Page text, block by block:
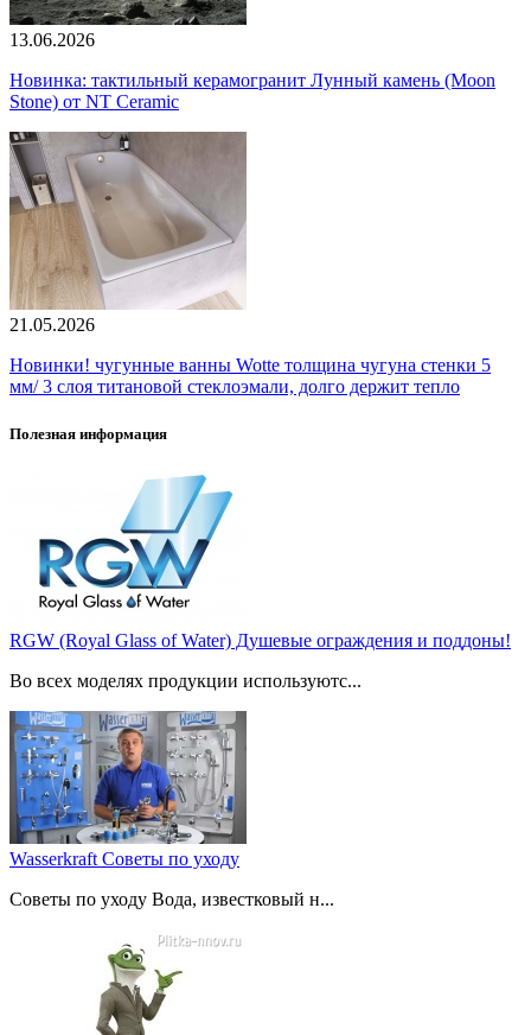
13.06.2026
Новинка: тактильный керамогранит Лунный камень (Moon
Stone) от NT Ceramic
21.05.2026
Новинки! чугунные ванны Wotte толщина чугуна стенки 5
мм/ 3 слоя титановой стеклоэмали, долго держит тепло
Полезная информация
RGW (Royal Glass of Water) Душевые ограждения и поддоны!
Во всех моделях продукции используютс...
Wasserkraft Советы по уходу
Советы по уходу Вода, известковый н...